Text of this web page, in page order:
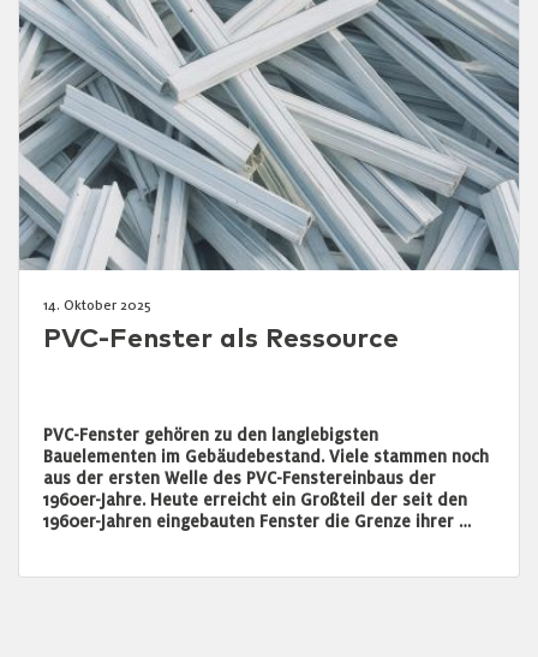
14. Oktober 2025
PVC-Fenster als Ressource
PVC-Fenster gehören zu den langlebigsten
Bauelementen im Gebäudebestand. Viele stammen noch
aus der ersten Welle des PVC-Fenstereinbaus der
1960er-Jahre. Heute erreicht ein Großteil der seit den
1960er-Jahren eingebauten Fenster die Grenze ihrer …